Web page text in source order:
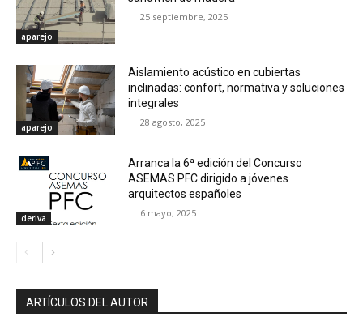
aparejo
25 septiembre, 2025
aparejo
Aislamiento acústico en cubiertas
inclinadas: confort, normativa y soluciones
integrales
28 agosto, 2025
deriva
Arranca la 6ª edición del Concurso
ASEMAS PFC dirigido a jóvenes
arquitectos españoles
6 mayo, 2025
ARTÍCULOS DEL AUTOR